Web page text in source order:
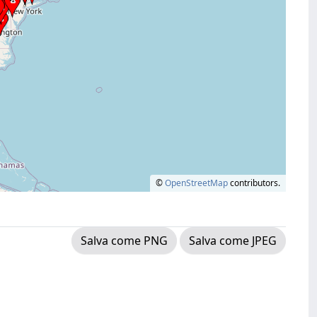
©OpenStreetMapcontributors.
Salva come PNG Salva come JPEG